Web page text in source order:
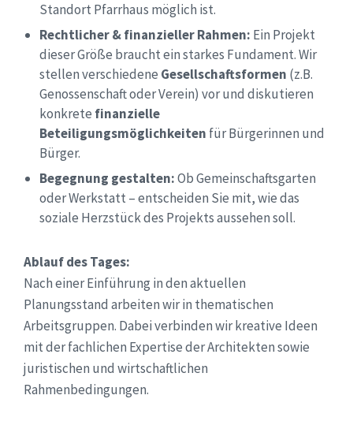
Standort Pfarrhaus möglich ist.
Rechtlicher & finanzieller Rahmen: Ein Projekt
dieser Größe braucht ein starkes Fundament. Wir
stellen verschiedene Gesellschaftsformen (z.B.
Genossenschaft oder Verein) vor und diskutieren
konkrete finanzielle
Beteiligungsmöglichkeiten für Bürgerinnen und
Bürger.
Begegnung gestalten:Ob Gemeinschaftsgarten
oder Werkstatt – entscheiden Sie mit, wie das
soziale Herzstück des Projekts aussehen soll.
Ablauf des Tages:
Nach einer Einführung in den aktuellen
Planungsstand arbeiten wir in thematischen
Arbeitsgruppen. Dabei verbinden wir kreative Ideen
mit der fachlichen Expertise der Architekten sowie
juristischen und wirtschaftlichen
Rahmenbedingungen.